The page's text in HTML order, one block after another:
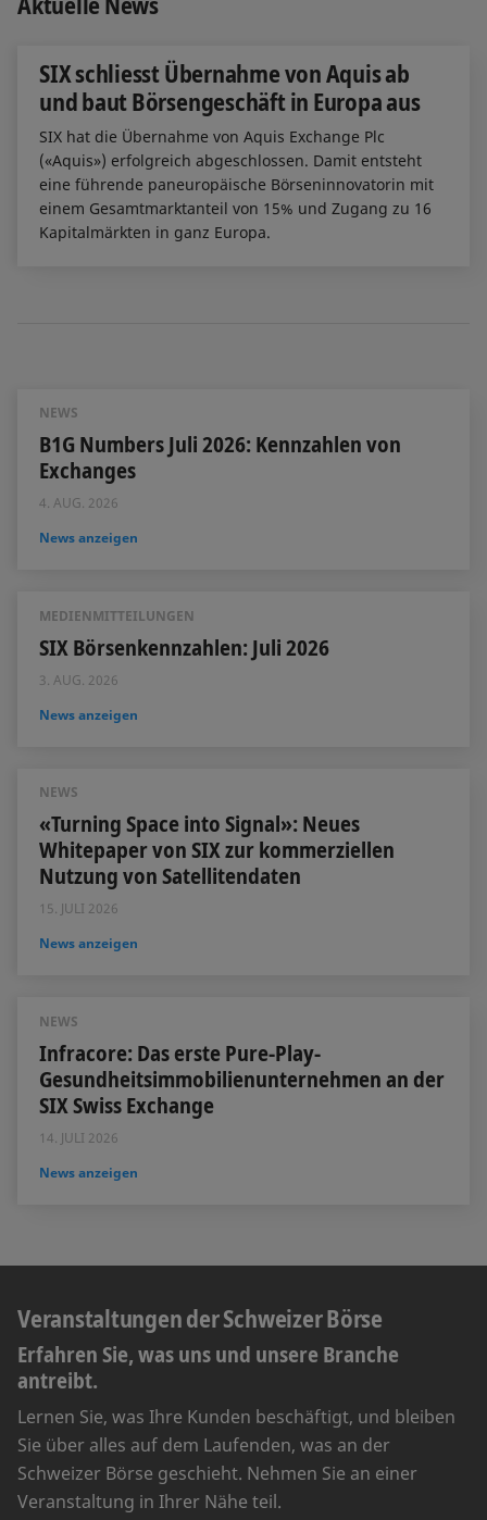
SIX schliesst Übernahme von Aquis ab
und baut Börsengeschäft in Europa aus
SIX hat die Übernahme von Aquis Exchange Plc
(«Aquis») erfolgreich abgeschlossen. Damit entsteht
eine führende paneuropäische Börseninnovatorin mit
einem Gesamtmarktanteil von 15% und Zugang zu 16
Kapitalmärkten in ganz Europa.
NEWS
B1G Numbers Juli 2026: Kennzahlen von
Exchanges
4. AUG. 2026
News anzeigen
MEDIENMITTEILUNGEN
SIX Börsenkennzahlen: Juli 2026
3. AUG. 2026
News anzeigen
NEWS
«Turning Space into Signal»: Neues
Whitepaper von SIX zur kommerziellen
Nutzung von Satellitendaten
15. JULI 2026
News anzeigen
NEWS
Infracore: Das erste Pure-Play-
Gesundheitsimmobilienunternehmen an der
SIX Swiss Exchange
14. JULI 2026
News anzeigen
Veranstaltungen der Schweizer Börse
Erfahren Sie, was uns und unsere Branche
antreibt.
Lernen Sie, was Ihre Kunden beschäftigt, und bleiben
Sie über alles auf dem Laufenden, was an der
Schweizer Börse geschieht. Nehmen Sie an einer
Veranstaltung in Ihrer Nähe teil.